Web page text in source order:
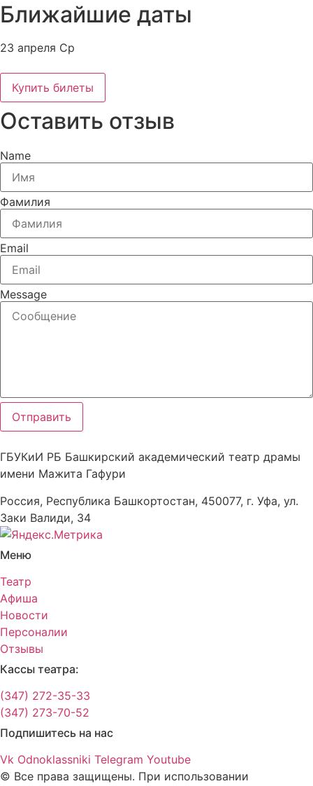
Ближайшие даты
23 апреля Ср
Купить билеты
Оставить отзыв
Name
Фамилия
Email
Message
Отправить
ГБУКиИ РБ Башкирский академический театр драмы
имени Мажита Гафури
Россия, Республика Башкортостан, 450077, г. Уфа, ул.
Заки Валиди, 34
Меню
Театр
Афиша
Новости
Персоналии
Отзывы
Кассы театра:
(347) 272-35-33
(347) 273-70-52
Подпишитесь на нас
Vk Odnoklassniki Telegram Youtube
© Все права защищены. При использовании